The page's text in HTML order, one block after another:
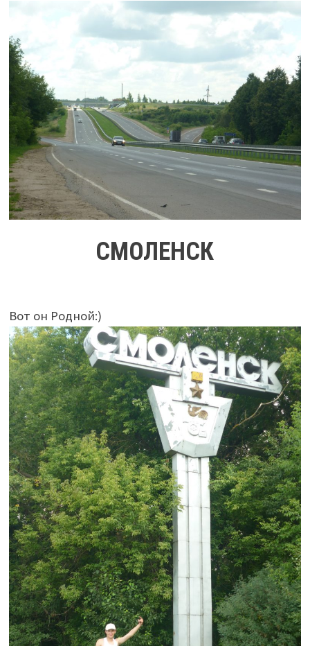
СМОЛЕНСК
Вот он Родной:)